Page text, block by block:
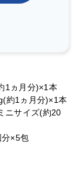
1ヵ月分)×1本
約1ヵ月分)×1本
ニサイズ(約20
分×5包